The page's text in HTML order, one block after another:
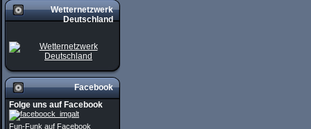
Wetternetzwerk
Deutschland
Facebook
Folge uns auf Facebook
Fun-Funk auf Facebook